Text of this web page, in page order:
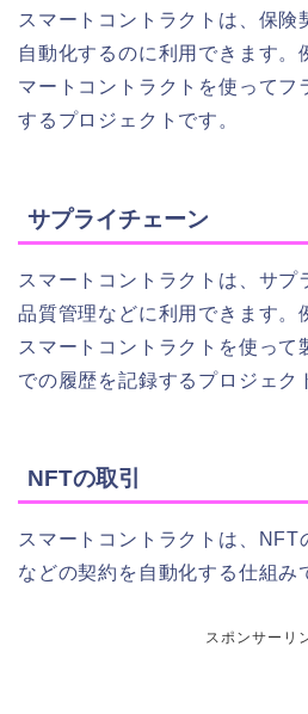
スマートコントラクトは、保険
自動化するのに利用できます。
マートコントラクトを使ってフ
するプロジェクトです。
サプライチェーン
スマートコントラクトは、サプ
品質管理などに利用できます。
スマートコントラクトを使って
での履歴を記録するプロジェク
NFTの取引
スマートコントラクトは、NFT
などの契約を自動化する仕組み
スポンサーリ